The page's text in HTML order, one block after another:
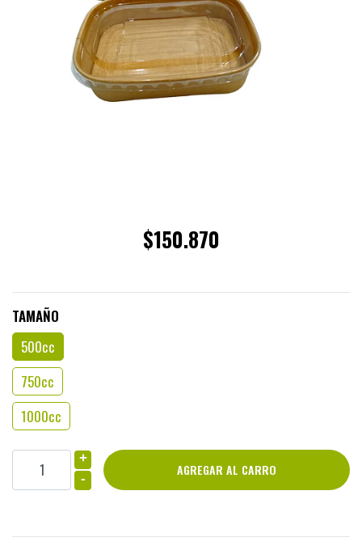
$150.870
TAMAÑO
500cc
750cc
1000cc
+
-